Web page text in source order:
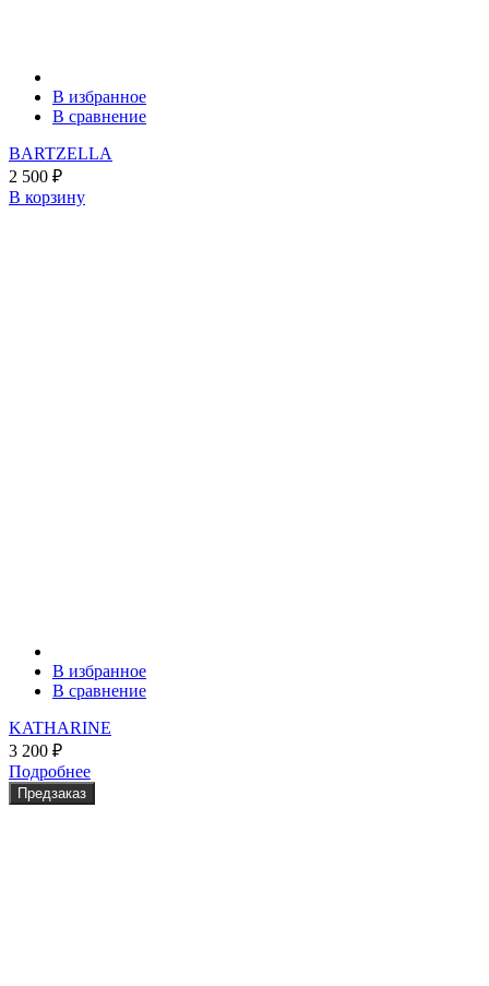
В избранное
В сравнение
BARTZELLA
2 500 ₽
В корзину
В избранное
В сравнение
KATHARINE
3 200 ₽
Подробнее
Предзаказ